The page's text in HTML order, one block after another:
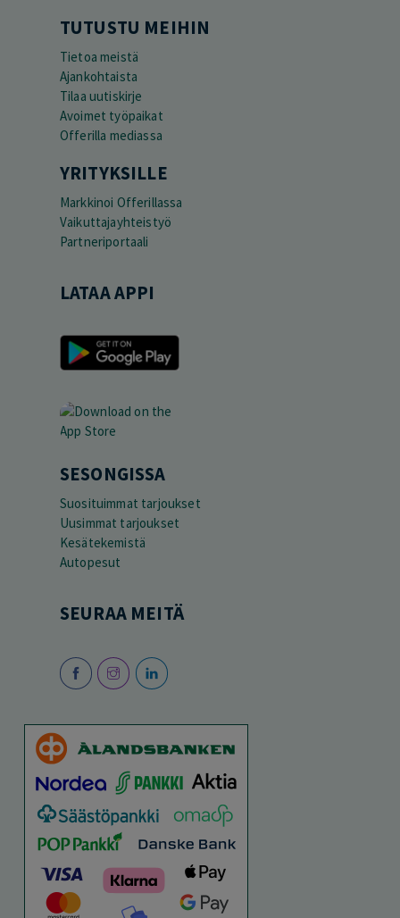
TUTUSTU MEIHIN
Tietoa meistä
Ajankohtaista
Tilaa uutiskirje
Avoimet työpaikat
Offerilla mediassa
YRITYKSILLE
Markkinoi Offerillassa
Vaikuttajayhteistyö
Partneriportaali
LATAA APPI
SESONGISSA
Suosituimmat tarjoukset
Uusimmat tarjoukset
Kesätekemistä
Autopesut
SEURAA MEITÄ